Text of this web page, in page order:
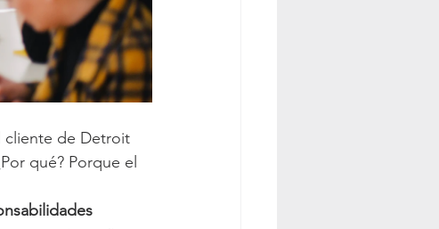
de Detroit
qué? Porque el